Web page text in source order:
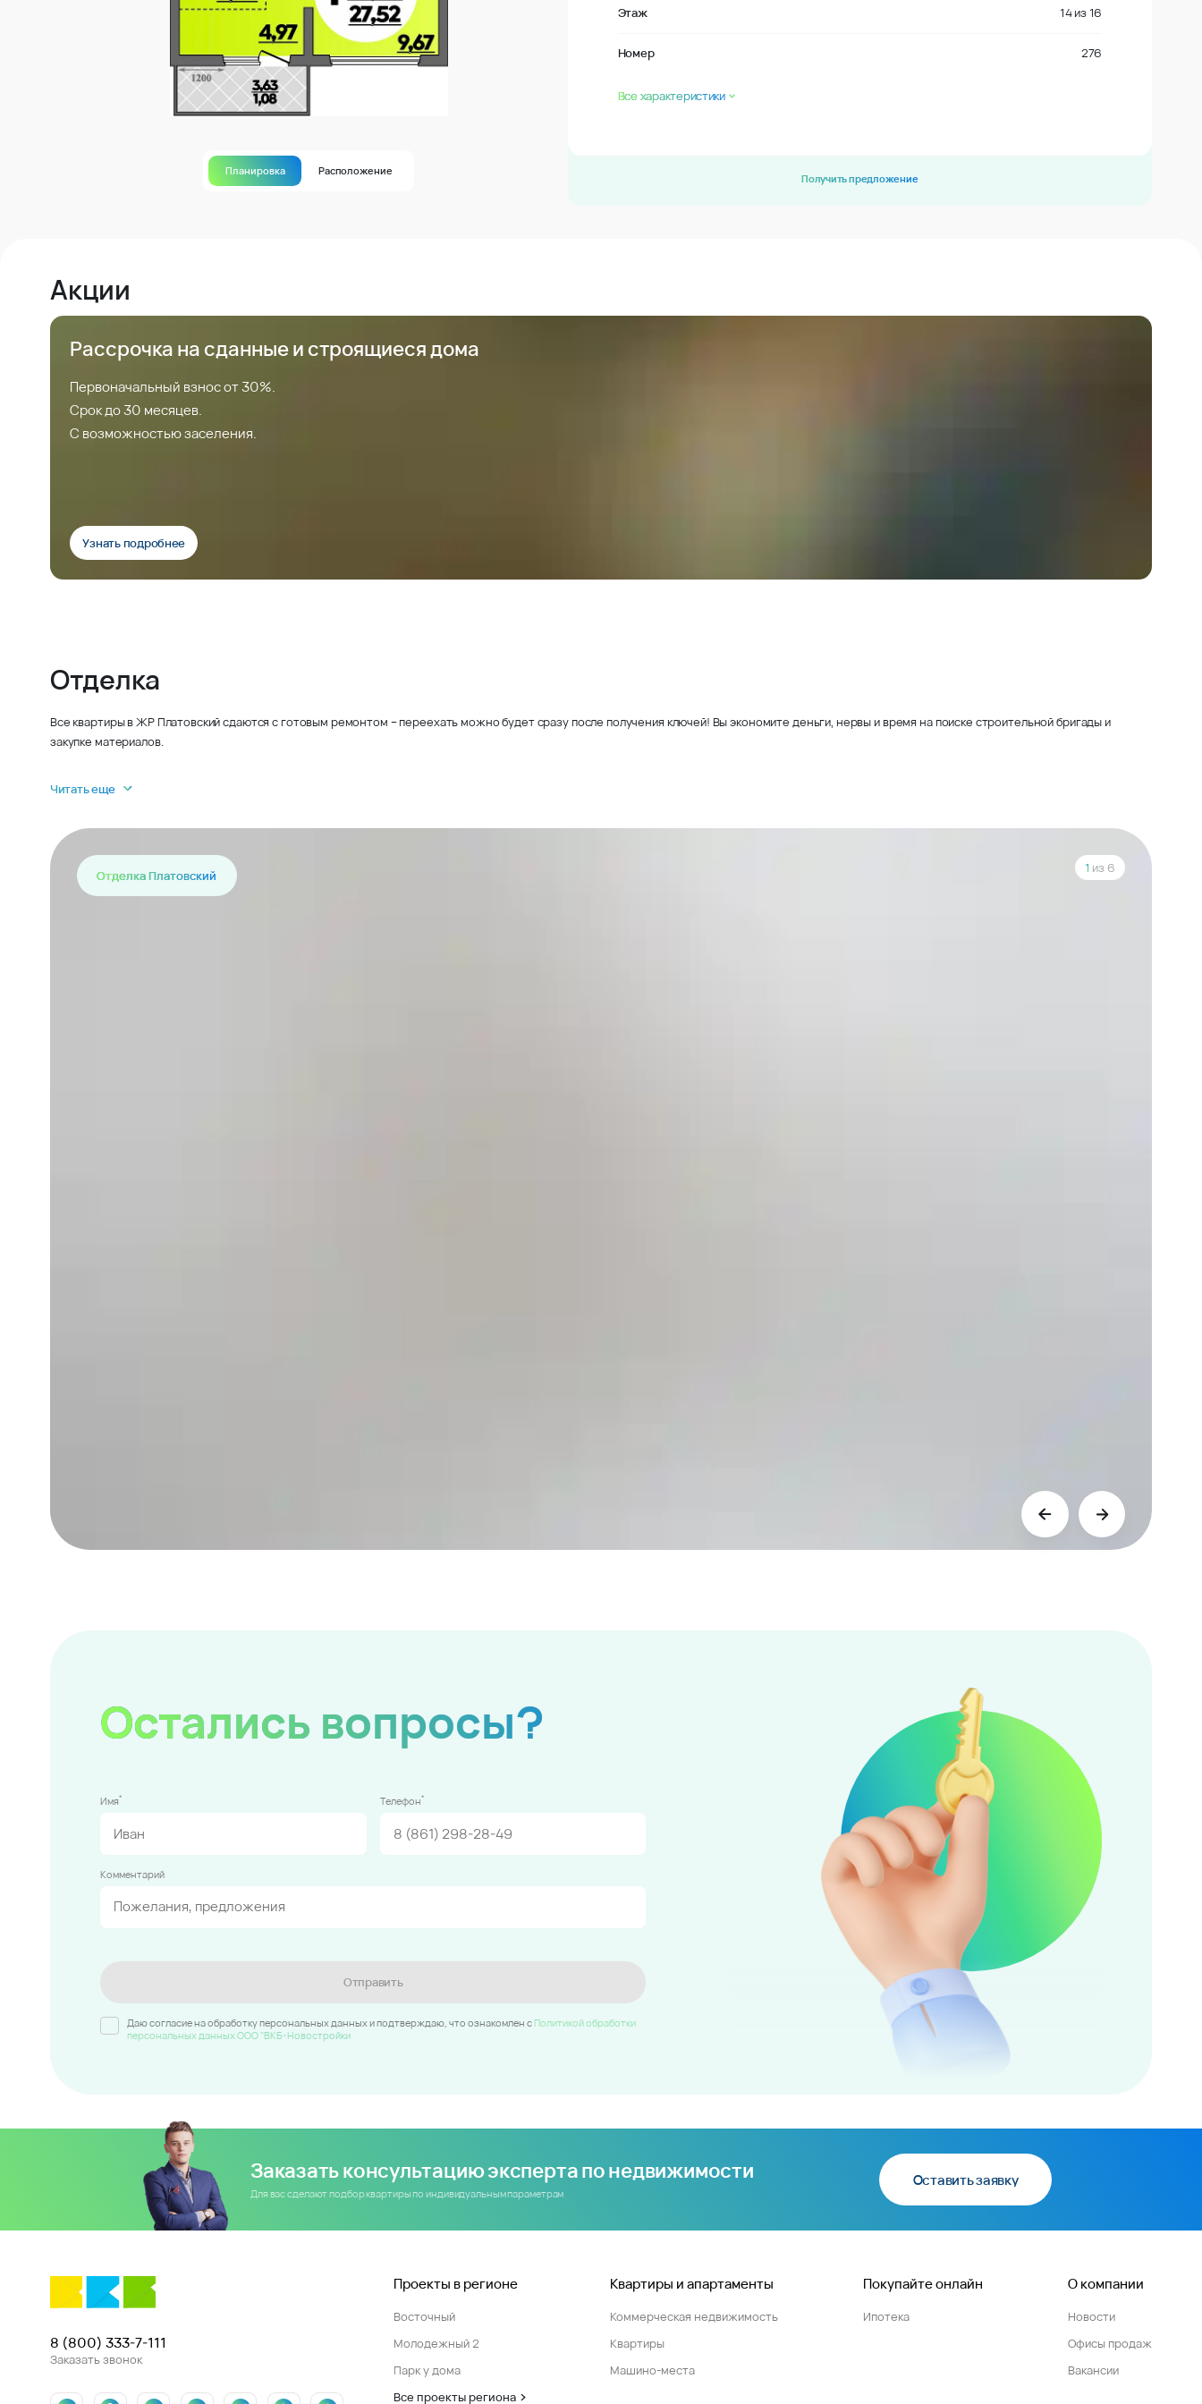
Планировка Расположение
Этаж 14из 16
Номер 276
Все характеристики
Получить предложение
Акции
Рассрочка на сданные и строящиеся дома
Первоначальный взнос от 30%.
Срок до 30 месяцев.
С возможностью заселения.
Узнать подробнее
Отделка
Все квартиры в ЖР Платовский сдаются с готовым ремонтом – переехать можно будет сразу после получения ключей! Вы экономите деньги, нервы и время на поиске строительной бригады и
закупке материалов.
Читать еще
Отделка Платовский
1 из 6
Остались вопросы?
Имя* Телефон*
Комментарий
Отправить
Даю согласие на обработку персональных данных и подтверждаю, что ознакомлен c Политикой обработки
персональных данных ООО "ВКБ-Новостройки
Заказать консультацию эксперта по недвижимости
Для вас сделают подбор квартиры по индивидуальным параметрам
Оставить заявку
8 (800) 333-7-111
Заказать звонок
Проекты в регионе
Восточный
Молодежный 2
Парк у дома
Все проекты региона
Квартиры и апартаменты
Коммерческая недвижимость
Квартиры
Машино-места
Покупайте онлайн
Ипотека
О компании
Новости
Офисы продаж
Вакансии